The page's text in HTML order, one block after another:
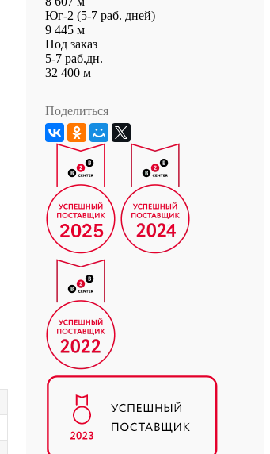
Юг-2 (5-7 раб. дней)
9 445 м
Под заказ
5-7 раб.дн.
32 400 м
Поделиться